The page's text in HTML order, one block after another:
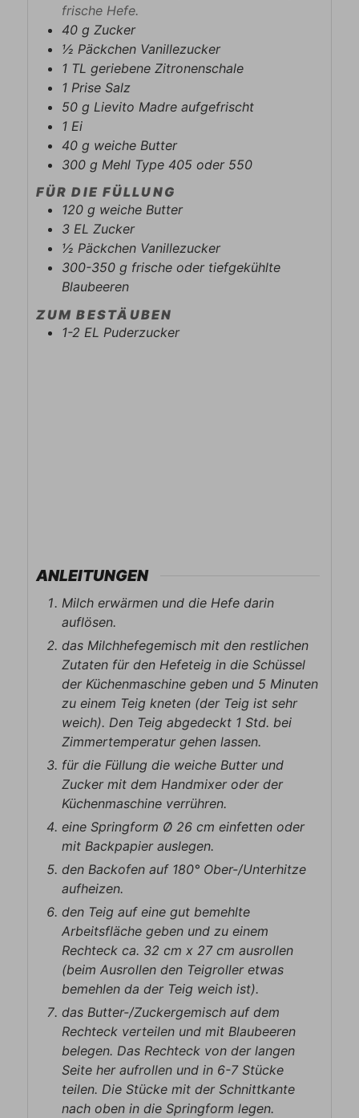
frische Hefe.
40 gZucker
½ Päckchen Vanillezucker
1 TL geriebene Zitronenschale
1 Prise Salz
50 g Lievito Madre aufgefrischt
1 Ei
40 g weiche Butter
300 g Mehl Type 405 oder 550
FÜR DIE FÜLLUNG
120 g weiche Butter
3 EL Zucker
½ Päckchen Vanillezucker
300-350 g frische oder tiefgekühlte
Blaubeeren
ZUM BESTÄUBEN
1-2 EL Puderzucker
ANLEITUNGEN
Milch erwärmen und die Hefe darin
auflösen.
das Milchhefegemisch mit den restlichen
Zutaten für den Hefeteig in die Schüssel
der Küchenmaschine geben und 5 Minuten
zu einem Teig kneten (der Teig ist sehr
weich). Den Teig abgedeckt 1 Std. bei
Zimmertemperatur gehen lassen.
für die Füllung die weiche Butter und
Zucker mit dem Handmixer oder der
Küchenmaschine verrühren.
eine Springform Ø 26 cm einfetten oder
mit Backpapier auslegen.
den Backofen auf 180° Ober-/Unterhitze
aufheizen.
den Teig auf eine gut bemehlte
Arbeitsfläche geben und zu einem
Rechteck ca. 32 cm x 27 cm ausrollen
(beim Ausrollen den Teigroller etwas
bemehlen da der Teig weich ist).
das Butter-/Zuckergemisch auf dem
Rechteck verteilen und mit Blaubeeren
belegen. Das Rechteck von der langen
Seite her aufrollen und in 6-7 Stücke
teilen. Die Stücke mit der Schnittkante
nach oben in die Springform legen.